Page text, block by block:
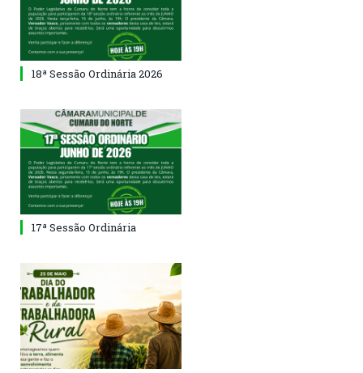
18ª Sessão Ordinária 2026
17ª Sessão Ordinária